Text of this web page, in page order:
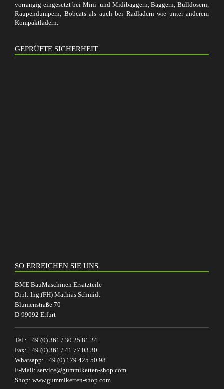
vorrangig eingesetzt bei Mini- und Midibaggern, Baggern, Bulldosern,
Raupendumpern, Bobcats als auch bei Radladern wie unter anderem
Kompaktladern.
GEPRÜFTE SICHERHEIT
SO ERREICHEN SIE UNS
BME BauMaschinen Ersatzteile
Dipl.-Ing.(FH) Mathias Schmidt
Blumenstraße 70
D-99092 Erfurt
Tel.: +49 (0) 361 / 30 25 81 24
Fax: +49 (0) 361 / 41 77 03 30
Whatsapp: +49 (0) 179 425 50 98
E-Mail: service@gummiketten-shop.com
Shop: www.gummiketten-shop.com